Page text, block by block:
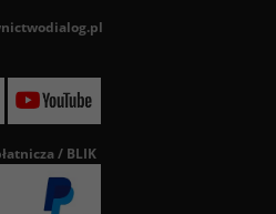
/ BLIK